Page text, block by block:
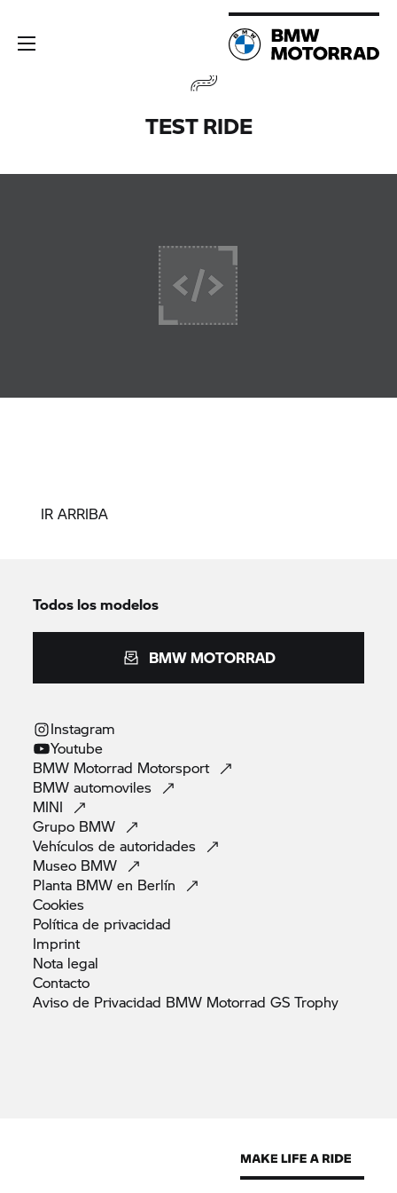
TEST RIDE
IR ARRIBA
Todos los modelos
BMW MOTORRAD
Instagram
Youtube
BMW Motorrad Motorsport
BMWautomoviles
MINI
Grupo BMW
Vehículos deautoridades
Museo BMW
Planta BMW en Berlín
Cookies
Política de privacidad
Imprint
Nota legal
Contacto
Aviso de Privacidad BMW Motorrad GSTrophy